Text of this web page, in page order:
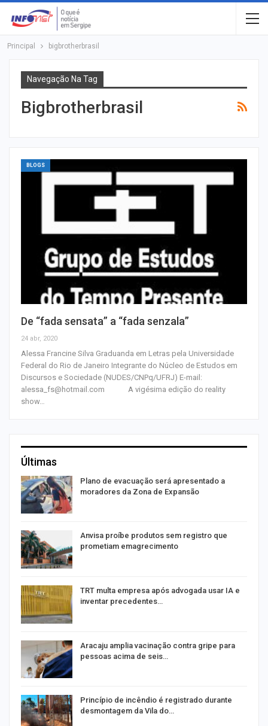
Principal bigbrotherbrasil
Navegação Na Tag
Bigbrotherbrasil
BLOGS
De “fada sensata” a “fada senzala”
24 abr, 2020
Alessa Francine Silva Graduanda em Letras pela Universidade
Federal do Rio de Janeiro Integrante do Núcleo de Estudos em
Discursos e Sociedade (NUDES/CNPq/UFRJ) E-mail:
alessa_fs@hotmail.com A vigésima edição do reality
show…
Últimas
Plano de evacuação será apresentado a
moradores da Zona de Expansão
Anvisa proíbe produtos sem registro que
prometiam emagrecimento
TRT multa empresa após advogada usar IA e
inventar precedentes…
Aracaju amplia vacinação contra gripe para
pessoas acima de seis…
Princípio de incêndio é registrado durante
desmontagem da Vila do…